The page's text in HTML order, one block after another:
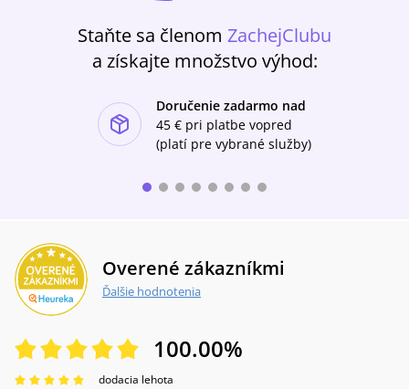
Staňte sa členom ZachejClubu
a získajte množstvo výhod:
Doručenie zadarmo nad
45 € pri platbe vopred
(platí pre vybrané služby)
Overené zákazníkmi
Ďalšie hodnotenia
100.00%
dodacia lehota